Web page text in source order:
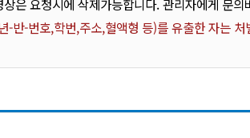
은 요청시에 삭제가능합니다. 관리자에게 문의
-번호,학번,주소,혈액형 등)를 유출한 자는 처